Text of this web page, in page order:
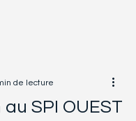
SPI OUEST
de lecture